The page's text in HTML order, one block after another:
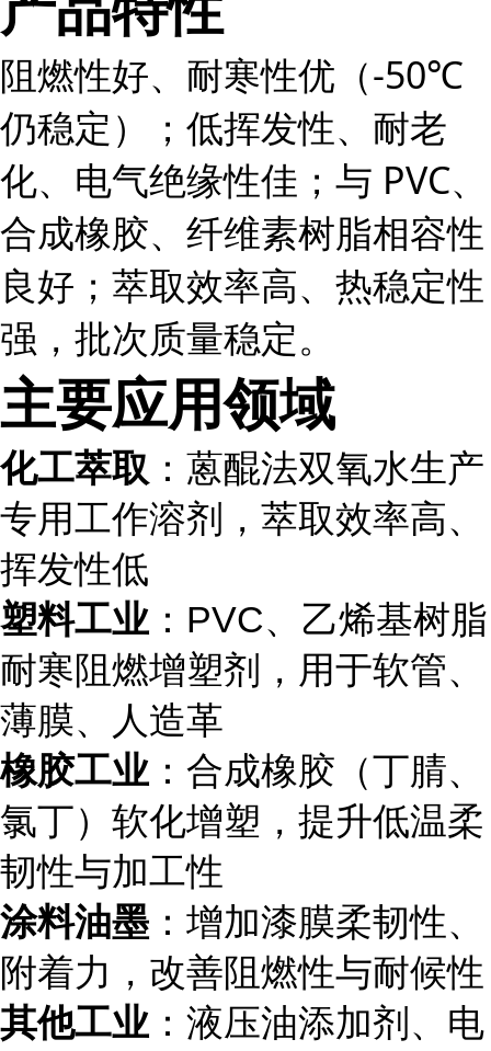
阻燃性好、耐寒性优（-50℃
仍稳定）；低挥发性、耐老
化、电气绝缘性佳；与 PVC、
合成橡胶、纤维素树脂相容性
良好；萃取效率高、热稳定性
强，批次质量稳定。
主要应用领域
化工萃取 ：蒽醌法双氧水生产
专用工作溶剂，萃取效率高、
挥发性低
塑料工业 ：PVC、乙烯基树脂
耐寒阻燃增塑剂，用于软管、
薄膜、人造革
橡胶工业 ：合成橡胶（丁腈、
氯丁）软化增塑，提升低温柔
韧性与加工性
涂料油墨 ：增加漆膜柔韧性、
附着力，改善阻燃性与耐候性
其他工业 ：液压油添加剂、电